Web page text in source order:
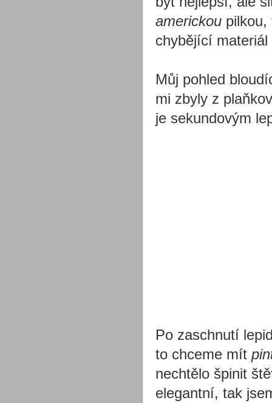
americkou
chybějící
Můj pohled
mi zbyly z
je sekundovým
Po zaschnutí
to chceme mít
nechtělo špinit
elegantní, tak